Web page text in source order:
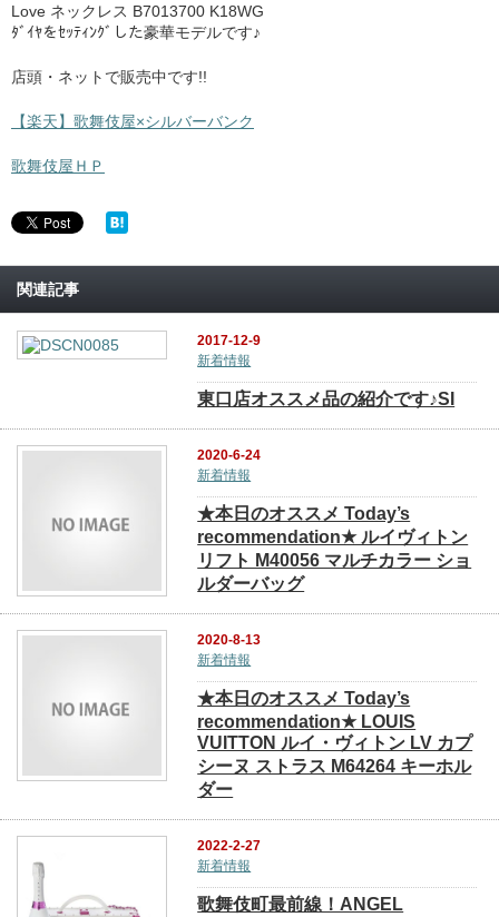
Love ネックレス B7013700 K18WG
ﾀﾞｲﾔをｾｯﾃｨﾝｸﾞした豪華モデルです♪
店頭・ネットで販売中です!!
【楽天】歌舞伎屋×シルバーバンク
歌舞伎屋ＨＰ
関連記事
2017-12-9
新着情報
東口店オススメ品の紹介です♪SI
2020-6-24
新着情報
★本日のオススメ Today’s
recommendation★ ルイヴィトン
リフト M40056 マルチカラー ショ
ルダーバッグ
2020-8-13
新着情報
★本日のオススメ Today’s
recommendation★ LOUIS
VUITTON ルイ・ヴィトン LV カプ
シーヌ ストラス M64264 キーホル
ダー
2022-2-27
新着情報
歌舞伎町最前線！ANGEL